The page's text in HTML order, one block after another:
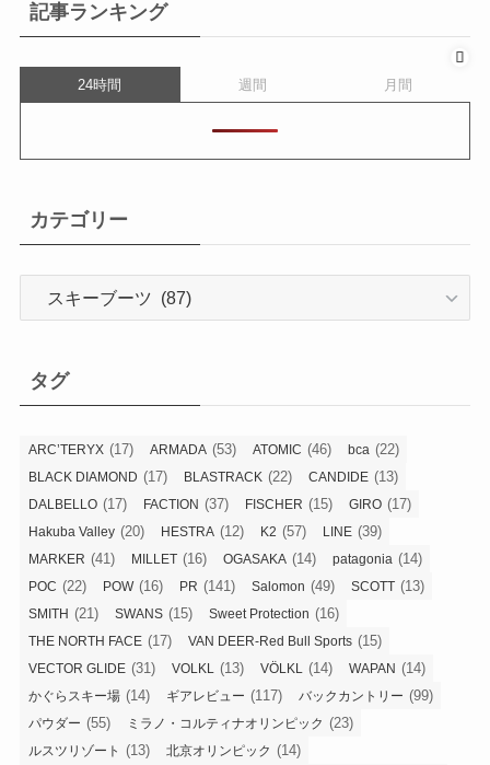
記事ランキング
24時間 週間 月間
カテゴリー
ー
タグ
ARC’TERYX (17) ARMADA (53) ATOMIC (46) bca (22)
BLACK DIAMOND (17) BLASTRACK (22) CANDIDE (13)
DALBELLO (17) FACTION (37) FISCHER (15) GIRO (17)
Hakuba Valley (20) HESTRA (12) K2 (57) LINE (39)
MARKER (41) MILLET (16) OGASAKA (14) patagonia (14)
POC (22) POW(16) PR (141) Salomon (49) SCOTT (13)
SMITH (21) SWANS (15) Sweet Protection (16)
THE NORTH FACE (17) VAN DEER-Red Bull Sports (15)
VECTOR GLIDE (31) VOLKL (13) VÖLKL (14) WAPAN (14)
かぐらスキー場 (14) ギアレビュー (117) バックカントリー (99)
パウダー (55) ミラノ・コルティナオリンピック (23)
ルスツリゾート (13) 北京オリンピック (14)